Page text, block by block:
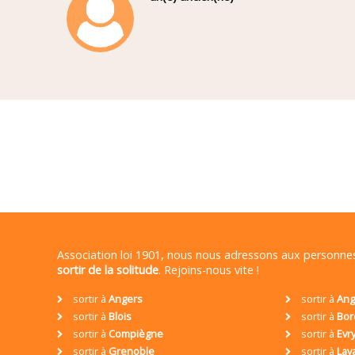
Association loi 1901, nous nous adressons aux
sortir de la solitude. Rejoins-nous vite !
sortir à Angers sortir à
sortir à Blois sortir à
sortir à Compiègne sortir à Evry
sortir à Grenoble sortir à